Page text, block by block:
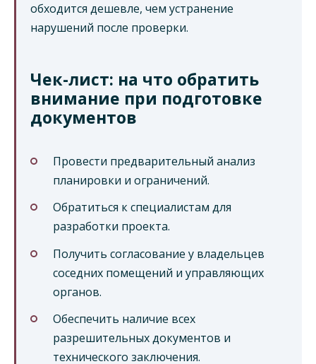
обходится дешевле, чем устранение
нарушений после проверки.
Чек-лист: на что обратить
внимание при подготовке
документов
Провести предварительный анализ
планировки и ограничений.
Обратиться к специалистам для
разработки проекта.
Получить согласование у владельцев
соседних помещений и управляющих
органов.
Обеспечить наличие всех
разрешительных документов и
технического заключения.